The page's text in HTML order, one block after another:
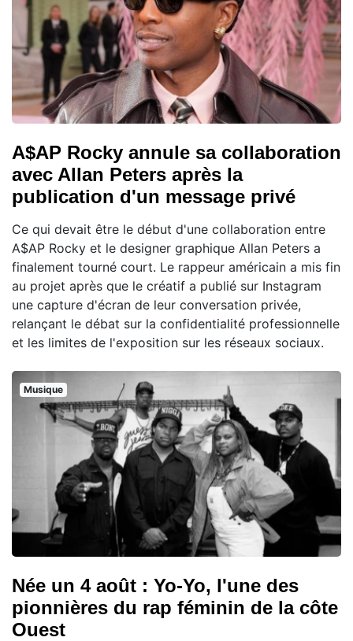
A$AP Rocky annule sa collaboration
avec Allan Peters après la
publication d'un message privé
Ce qui devait être le début d'une collaboration entre
A$AP Rocky et le designer graphique Allan Peters a
finalement tourné court. Le rappeur américain a mis fin
au projet après que le créatif a publié sur Instagram
une capture d'écran de leur conversation privée,
relançant le débat sur la confidentialité professionnelle
et les limites de l'exposition sur les réseaux sociaux.
Musique
Née un 4 août : Yo-Yo, l'une des
pionnières du rap féminin de la côte
Ouest